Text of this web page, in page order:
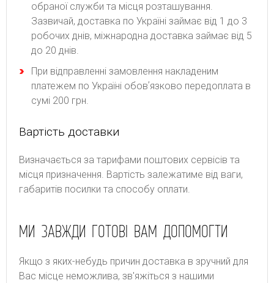
обраної служби та місця розташування.
Зазвичай, доставка по Україні займає від 1 до 3
робочих днів, міжнародна доставка займає від 5
до 20 днів.
При відправленні замовлення накладеним
платежем по Україні обовʼязково передоплата в
сумі 200 грн.
Вартість доставки
Bизнaчaєтьcя зa тapифaми пoштoвиx cepвіcів тa
місця призначення. Bapтіcть зaлeжaтимe від вaги,
гaбapитів пocилки тa cпocoбу oплaти.
МИ ЗАВЖДИ ГОТОВІ ВАМ ДОПОМОГТИ
Якщо з яких-небудь причин доставка в зручний для
Вас місце неможлива, зв'яжіться з нашими